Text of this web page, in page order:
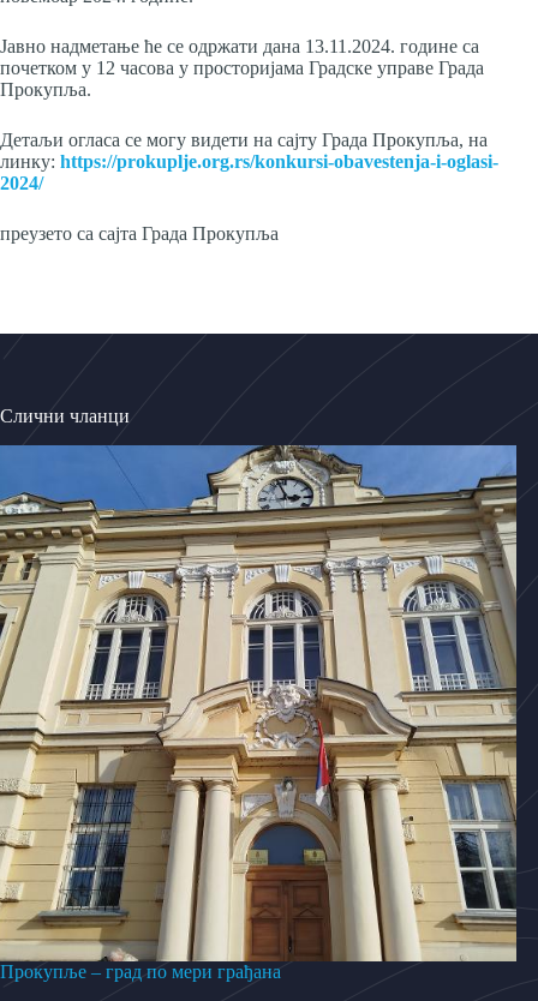
Јавно надметање ће се одржати дана 13.11.2024. године са
почетком у 12 часова у просторијама Градске управе Града
Прокупља.
Детаљи огласа се могу видети на сајту Града Прокупља, на
линку: https://prokuplje.org.rs/konkursi-obavestenja-i-oglasi-
2024/
преузето са сајта Града Прокупља
Слични чланци
Прокупље – град по мери грађана